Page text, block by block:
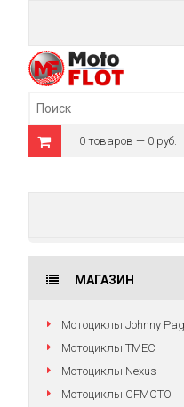
0 товаров — 0 руб.
МАГАЗИН
Мотоциклы Johnny Pag
Мотоциклы TMEC
Мотоциклы Nexus
Мотоциклы CFMOTO